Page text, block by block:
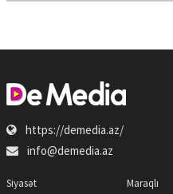
https://demedia.az/
info@demedia.az
Siyasət
Maraqlı